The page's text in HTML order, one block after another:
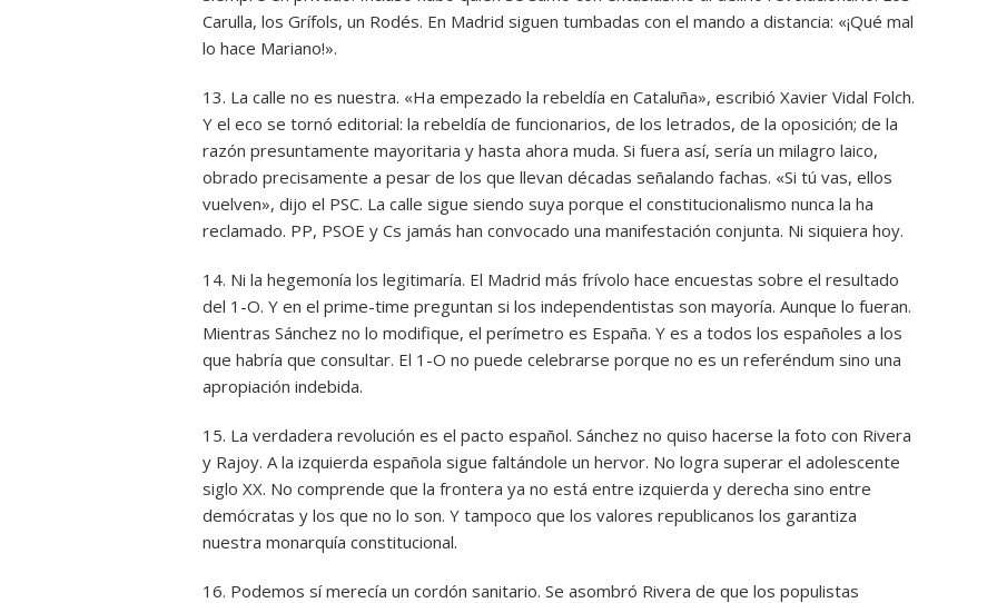
Carulla, los Grífols, un Rodés. En Madrid siguen tumbadas con el mando a distancia: «¡Qué mal
lo hace Mariano!».
13. La calle no es nuestra. «Ha empezado la rebeldía en Cataluña», escribió Xavier Vidal Folch.
Y el eco se tornó editorial: la rebeldía de funcionarios, de los letrados, de la oposición; de la
razón presuntamente mayoritaria y hasta ahora muda. Si fuera así, sería un milagro laico,
obrado precisamente a pesar de los que llevan décadas señalando fachas. «Si tú vas, ellos
vuelven», dijo el PSC. La calle sigue siendo suya porque el constitucionalismo nunca la ha
reclamado. PP, PSOE y Cs jamás han convocado una manifestación conjunta. Ni siquiera hoy.
14. Ni la hegemonía los legitimaría. El Madrid más frívolo hace encuestas sobre el resultado
del 1-O. Y en el prime-time preguntan si los independentistas son mayoría. Aunque lo fueran.
Mientras Sánchez no lo modifique, el perímetro es España. Y es a todos los españoles a los
que habría que consultar. El 1-O no puede celebrarse porque no es un referéndum sino una
apropiación indebida.
15. La verdadera revolución es el pacto español. Sánchez no quiso hacerse la foto con Rivera
y Rajoy. A la izquierda española sigue faltándole un hervor. No logra superar el adolescente
siglo XX. No comprende que la frontera ya no está entre izquierda y derecha sino entre
demócratas y los que no lo son. Y tampoco que los valores republicanos los garantiza
nuestra monarquía constitucional.
16. Podemos sí merecía un cordón sanitario. Se asombró Rivera de que los populistas